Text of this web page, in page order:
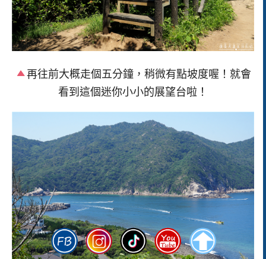
再往前大概走個五分鐘，稍微有點坡度喔！就會
看到這個迷你小小的展望台啦！